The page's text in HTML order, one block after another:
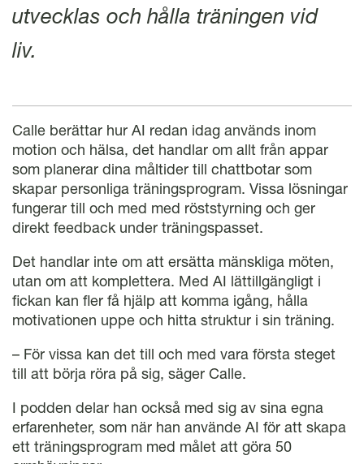
utvecklas och hålla träningen vid
liv.
Calle berättar hur AI redan idag används inom
motion och hälsa, det handlar om allt från appar
som planerar dina måltider till chattbotar som
skapar personliga träningsprogram. Vissa lösningar
fungerar till och med med röststyrning och ger
direkt feedback under träningspasset.
Det handlar inte om att ersätta mänskliga möten,
utan om att komplettera. Med AI lättillgängligt i
fickan kan fler få hjälp att komma igång, hålla
motivationen uppe och hitta struktur i sin träning.
– För vissa kan det till och med vara första steget
till att börja röra på sig, säger Calle.
I podden delar han också med sig av sina egna
erfarenheter, som när han använde AI för att skapa
ett träningsprogram med målet att göra 50